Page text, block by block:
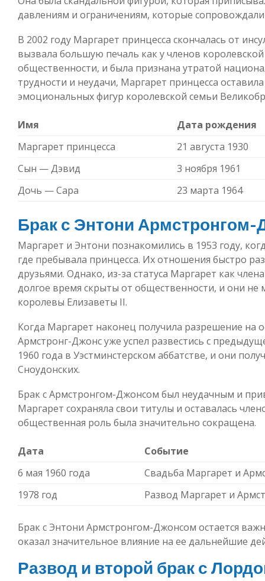
давлениям и ограничениям, которые сопровождали
В 2002 году Маргарет принцесса скончалась от
вызвала большую печаль как у членов
общественности, и была признана утратой
трудности и неудачи, Маргарет принцесса
эмоциональных фигур королевской семьи
Имя
Дата рождения
Маргарет принцесса
21 августа 1930
Сын — Дэвид
3 ноября 1961
Дочь — Сара
23 марта 1964
Брак с Энтони
Маргарет и Энтони познакомились в 1953 году,
где пребывала принцесса. Их отношения быстро
друзьями. Однако, из-за статуса Маргарет как
долгое время скрыты от общественности, и они не
королевы Елизаветы II.
Когда Маргарет наконец получила разрешение на
Армстронг-Джонс уже успел развестись с
1960 года в Уэстминстерском аббатстве, и они
Сноудонских.
Брак с Армстронгом-Джонсом был неудачным и
Маргарет сохраняла свои титулы и оставалась
общественная роль была значительно сокращена.
Дата
Событие
6 мая 1960 года
Свадьба Маргарет и
1978 год
Развод Маргарет и
Брак с Энтони Армстронгом-Джонсом остается
оказал значительное влияние на ее дальнейшие
Развод и второй брак с